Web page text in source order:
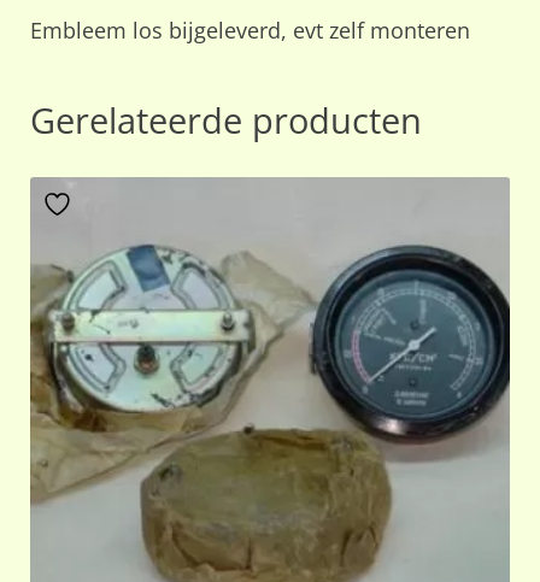
Embleem los bijgeleverd, evt zelf monteren
Gerelateerde producten